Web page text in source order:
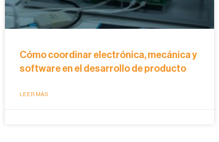
Cómo coordinar electrónica, mecánica y
software en el desarrollo de producto
LEER MÁS